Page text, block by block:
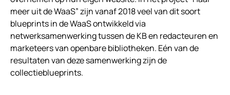
meer uit de WaaS” zijn vanaf 2018 veel van dit soort
blueprints in de WaaS ontwikkeld via
netwerksamenwerking tussen de KB en redacteuren en
marketeers van openbare bibliotheken. Eén van de
resultaten van deze samenwerking zijn de
collectieblueprints.